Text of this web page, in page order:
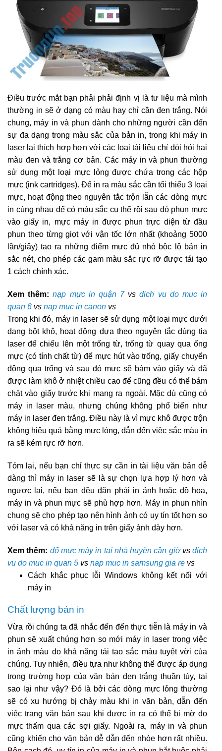
Điều trước mắt bạn phải phải định vị là tư liệu mà mình
thường in sẽ ở dạng có màu hay chỉ cần đen trắng. Nói
chung, máy in và phun dành cho những người cần đến
sự đa dạng trong màu sắc của bản in, trong khi máy in
laser lại thích hợp hơn với các loại tài liệu chỉ đòi hỏi hai
màu đen và trắng cơ bản. Các máy in và phun thường
sử dụng một loại mực lỏng được chứa trong các hộp
mực (ink cartridges). Để in ra màu sắc cần tối thiểu 3 loại
mực, hoạt động theo nguyên tắc trộn lẫn các dòng mực
in cùng nhau để có màu sắc cụ thể rồi sau đó phun mực
vào giấy in, mực máy in được phun trực diện từ đầu
phun theo từng giọt với vận tốc lớn nhất (khoảng 5000
lần/giây) tạo ra những điểm mực đủ nhỏ bộc lộ bản in
sắc nét, cho phép các gam màu sắc rực rỡ được tái tạo
1 cách chính xác.
Xem thêm: nạp mực in quận 7vsdich vu do muc in
quan 6 vs nap muc in canon vs
Trong khi đó, máy in laser sẽ sử dụng một loại mực dưới
dạng bột khô, hoạt động dựa theo nguyên tắc dùng tia
laser để chiếu lên một trống từ, trống từ quay qua ống
mực (có tính chất từ) để mực hút vào trống, giấy chuyển
động qua trống và sau đó mực sẽ bám vào giấy và đã
được làm khô ở nhiệt chiều cao để cũng đều có thể bám
chặt vào giấy trước khi mang ra ngoài. Mặc dù cũng có
máy in laser màu, nhưng chúng không phổ biến như
máy in laser đen trắng. Điều này là vì mực khô được trộn
không hiệu quả bằng mực lỏng, dẫn đến việc sắc màu in
ra sẽ kém rực rỡ hơn.
Tóm lại, nếu bạn chỉ thực sự cần in tài liệu văn bản dễ
dàng thì máy in laser sẽ là sự chọn lựa hợp lý hơn và
ngược lại, nếu bạn đều đặn phải in ảnh hoặc đồ họa,
máy in và phun mực sẽ phù hợp hơn. Máy in phun nhìn
chung sẽ cho phép tạo nên hình ảnh có uy tín tốt hơn so
với laser và có khả năng in trên giấy ảnh dày hơn.
Xem thêm: đổ mực máy in tại nhà huyện cần giờvs dich
vu do muc in quan 5 vs nap muc in samsung gia re vs
Cách khắc phục lỗi Windows không kết nối với
máy in
Chất lượng bản in
Vừa rồi chúng ta đã nhắc đến đến thực tiễn là máy in và
phun sẽ xuất chúng hơn so mới máy in laser trong việc
in ảnh màu do khả năng tái tạo sắc màu tuyệt vời của
chúng. Tuy nhiên, điều tựa như không thể được áp dụng
trong trường hợp của văn bản đen trắng thuần túy, tại
sao lại như vậy? Đó là bởi các dòng mực lỏng thường
sẽ có xu hướng bị chảy màu khi in văn bản, dẫn đến
việc trang văn bản sau khi được in ra có thể bị mờ do
mực thấm qua các sợi giấy. Ngoài ra, máy in và phun
cũng khiến cho văn bản dễ dẫn đến nhòe hơn rất nhiều.